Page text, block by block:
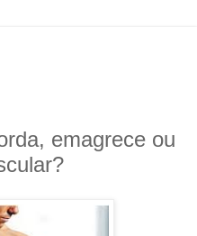
emagrece ou